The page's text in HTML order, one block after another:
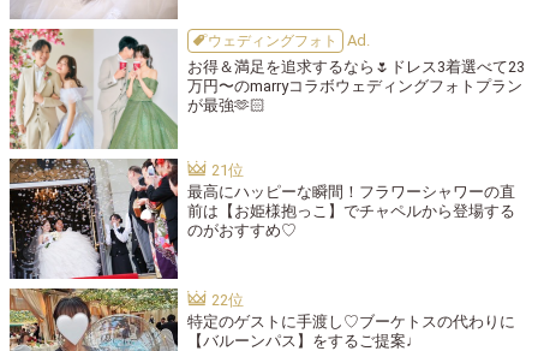
ウェディングフォト
お得＆満足を追求するなら🌷ドレス3着選べて23
万円〜のmarryコラボウェディングフォトプラン
が最強🫶🏻
最高にハッピーな瞬間！フラワーシャワーの直
前は【お姫様抱っこ】でチャペルから登場する
のがおすすめ♡
特定のゲストに手渡し♡ブーケトスの代わりに
【バルーンパス】をするご提案♩